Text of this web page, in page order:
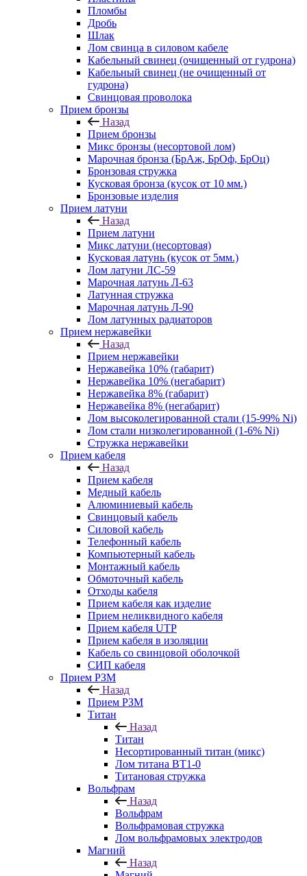
Пломбы
Дробь
Шлак
Лом свинца в силовом кабеле
Кабельный свинец (очищенный от гудрона)
Кабельный свинец (не очищенный от
гудрона)
Свинцовая проволока
Прием бронзы
Назад
Прием бронзы
Микс бронзы (несортовой лом)
Марочная бронза (БрАж, БрОф, БрОц)
Бронзовая стружка
Кусковая бронза (кусок от 10 мм.)
Бронзовые изделия
Прием латуни
Назад
Прием латуни
Микс латуни (несортовая)
Кусковая латунь (кусок от 5мм.)
Лом латуни ЛС-59
Марочная латунь Л-63
Латунная стружка
Марочная латунь Л-90
Лом латунных радиаторов
Прием нержавейки
Назад
Прием нержавейки
Нержавейка 10% (габарит)
Нержавейка 10% (негабарит)
Нержавейка 8% (габарит)
Нержавейка 8% (негабарит)
Лом высоколегированной стали (15-99% Ni)
Лом стали низколегированной (1-6% Ni)
Стружка нержавейки
Прием кабеля
Назад
Прием кабеля
Медный кабель
Алюминиевый кабель
Свинцовый кабель
Силовой кабель
Телефонный кабель
Компьютерный кабель
Монтажный кабель
Обмоточный кабель
Отходы кабеля
Прием кабеля как изделие
Прием неликвидного кабеля
Прием кабеля UTP
Прием кабеля в изоляции
Кабель со свинцовой оболочкой
СИП кабеля
Прием РЗМ
Назад
Прием РЗМ
Титан
Назад
Титан
Несортированный титан (микс)
Лом титана ВТ1-0
Титановая стружка
Вольфрам
Назад
Вольфрам
Вольфрамовая стружка
Лом вольфрамовых электродов
Магний
Назад